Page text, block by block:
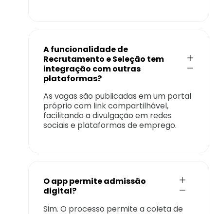
A funcionalidade de
Recrutamento e Seleção tem
integração com outras
plataformas?
As vagas são publicadas em um portal
próprio com link compartilhável,
facilitando a divulgação em redes
sociais e plataformas de emprego.
O app permite admissão
digital?
Sim. O processo permite a coleta de